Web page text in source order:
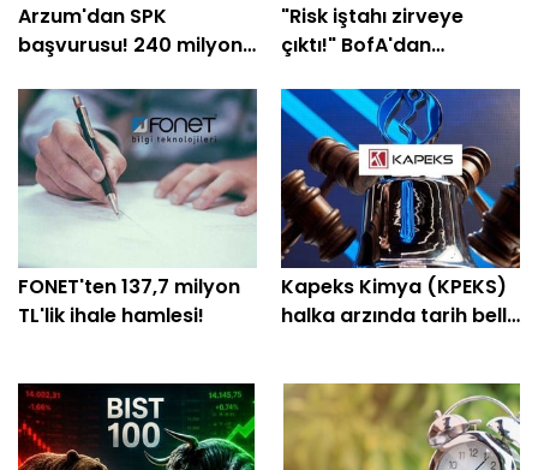
Arzum'dan SPK
başvurusu! 240 milyon
"Risk iştahı zirveye
çıktı!" BofA'dan
olun" uyarısı
FONET'ten 137,7 milyon
TL'lik ihale hamlesi!
Kapeks Kimya (KPEKS)
halka arzında tarih belli